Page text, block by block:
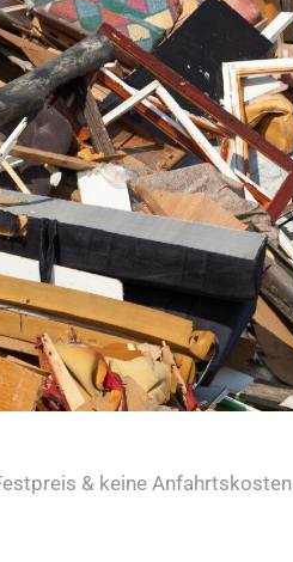
& keine Anfahrtskosten